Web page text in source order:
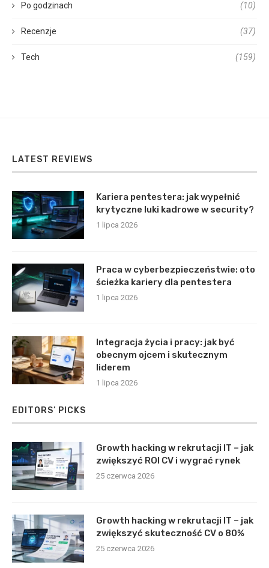
Po godzinach (10)
Recenzje (37)
Tech (159)
LATEST REVIEWS
Kariera pentestera: jak wypełnić
krytyczne luki kadrowe w security?
1 lipca 2026
Praca w cyberbezpieczeństwie: oto
ścieżka kariery dla pentestera
1 lipca 2026
Integracja życia i pracy: jak być
obecnym ojcem i skutecznym
liderem
1 lipca 2026
EDITORS’ PICKS
Growth hacking w rekrutacji IT – jak
zwiększyć ROI CV i wygrać rynek
25 czerwca 2026
Growth hacking w rekrutacji IT – jak
zwiększyć skuteczność CV o 80%
25 czerwca 2026